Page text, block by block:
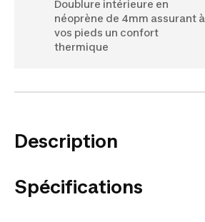
Doublure intérieure en
néoprène de 4mm assurant à
vos pieds un confort
thermique
Description
Spécifications